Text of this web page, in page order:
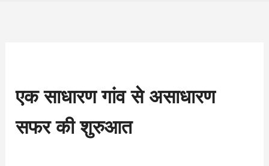
एक साधारण गांव से असाधारण
सफर की शुरुआत